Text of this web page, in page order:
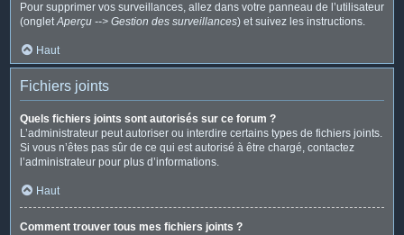
Pour supprimer vos surveillances, allez dans votre panneau de l’utilisateur
(ongletAperçu --> Gestion des surveillances) et suivez les instructions.
Haut
Fichiers joints
Quels fichiers joints sont autorisés sur ce forum ?
L’administrateur peut autoriser ou interdire certains types de fichiers joints.
Si vous n’êtes pas sûr de ce qui est autorisé à être chargé, contactez
l’administrateur pour plus d’informations.
Haut
Comment trouver tous mes fichiers joints ?